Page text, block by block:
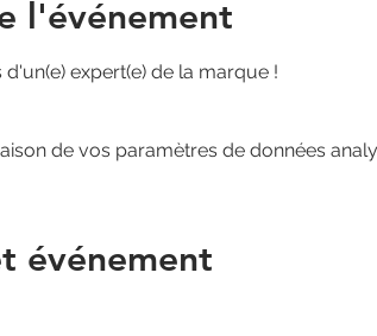
l'événement
expert(e) de la marque !
de vos paramètres de données
événement